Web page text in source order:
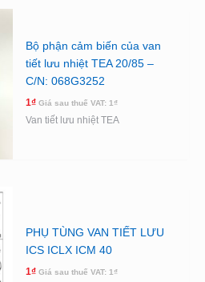
Bộ phận cảm biến của van
tiết lưu nhiệt TEA 20/85 –
C/N: 068G3252
1₫ Giá sau thuế VAT: 1₫
Van tiết lưu nhiệt TEA
PHỤ TÙNG VAN TIẾT LƯU
ICS ICLX ICM 40
1₫ Giá sau thuế VAT: 1₫